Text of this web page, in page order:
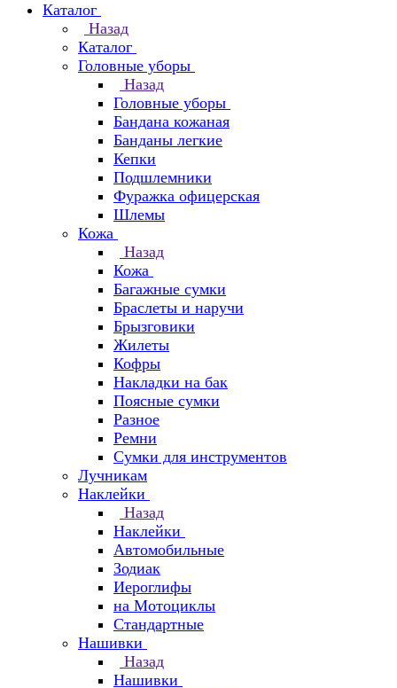
Каталог
Назад
Каталог
Головные уборы
Назад
Головные уборы
Бандана кожаная
Банданы легкие
Кепки
Подшлемники
Фуражка офицерская
Шлемы
Кожа
Назад
Кожа
Багажные сумки
Браслеты и наручи
Брызговики
Жилеты
Кофры
Накладки на бак
Поясные сумки
Разное
Ремни
Сумки для инструментов
Лучникам
Наклейки
Назад
Наклейки
Автомобильные
Зодиак
Иероглифы
на Мотоциклы
Стандартные
Нашивки
Назад
Нашивки